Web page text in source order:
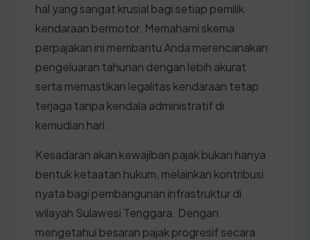
hal yang sangat krusial bagi setiap pemilik
kendaraan bermotor. Memahami skema
perpajakan ini membantu Anda merencanakan
pengeluaran tahunan dengan lebih akurat
serta memastikan legalitas kendaraan tetap
terjaga tanpa kendala administratif di
kemudian hari.
Kesadaran akan kewajiban pajak bukan hanya
bentuk ketaatan hukum, melainkan kontribusi
nyata bagi pembangunan infrastruktur di
wilayah Sulawesi Tenggara. Dengan
mengetahui besaran pajak progresif secara